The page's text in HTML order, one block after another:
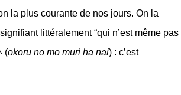
la plus courante de nos jours. On la
littéralement “qui n’est même pas
(okoru no mo muri ha nai) : c’est